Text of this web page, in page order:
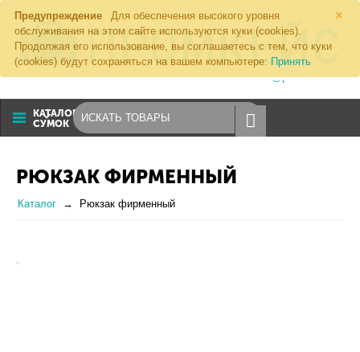
×
Предупреждение
Для обеспечения высокого уровня
обслуживания на этом сайте используются куки (cookies).
Продолжая его использование, вы соглашаетесь с тем, что куки
(cookies) будут сохраняться на вашем компьютере: Принять
8 (800) 1000 274
sales@promkeis.ru
КАТАЛОГ
СУМОК
РЮКЗАК ФИРМЕННЫЙ
Каталог Рюкзак фирменный